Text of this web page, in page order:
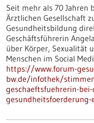
Seit mehr als 70 Jahren
Ärztlichen Gesellschaft
Gesundheitsbildung
Geschäftsführerin
über Körper, Sexualität
Menschen im Social
https://www.forum-
bw.de/infothek/
geschaeftsfuehrerin-
gesundheitsfoerderung-